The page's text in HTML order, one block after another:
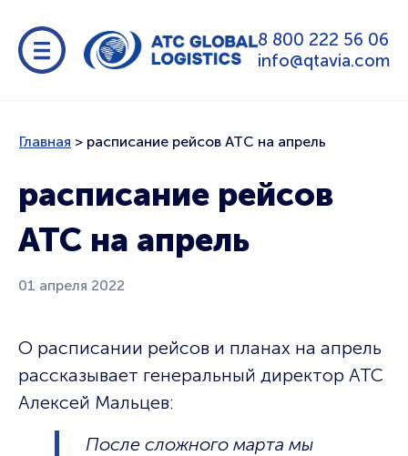
8 800 222 56 06
info@qtavia.com
Главная > расписание рейсов АТС на апрель
расписание рейсов
АТС на апрель
01 апреля 2022
О расписании рейсов и планах на апрель
рассказывает генеральный директор АТС
Алексей Мальцев:
После сложного марта мы